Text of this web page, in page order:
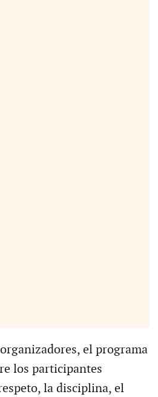
el programa
los participantes
la disciplina, el